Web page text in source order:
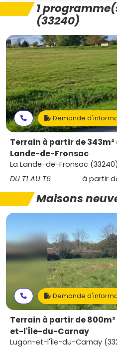
1
(33240)
Demande
Terrain à partir de 343m²
Lande-de-Fronsac
La Lande-de-Fronsac (33240)
DU T1 AU T6
à partir
Maisons
Demande
Terrain à partir de
et-l'Île-du-Carnay
Lugon-et-l'Île-du-Carnay